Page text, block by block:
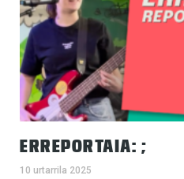
ERREPORTAIA: ;
10 urtarrila 2025